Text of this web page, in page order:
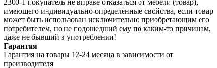
2300-1 покупатель не вправе отказаться от мебели (товар),
имеющего индивидуально-определённые свойства, если товар
может быть использован исключительно приобретающим его
потребителем, но не подошедший eмy по каким-то причинам,
даже не бывший в употреблении!
Гарантия
Гарантия на товары 12-24 месяца в зависимости от
производителя